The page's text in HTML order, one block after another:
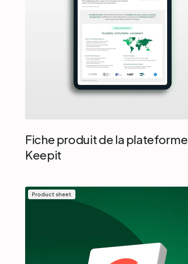
Fiche produit de la plateforme
Keepit
Product sheet